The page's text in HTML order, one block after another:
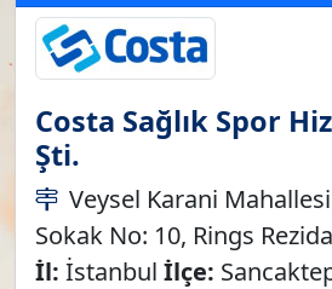
Costa Sağlık Spor
Şti.
Veysel Karani
Sokak No: 10, Rings
İl: İstanbul İlçe: